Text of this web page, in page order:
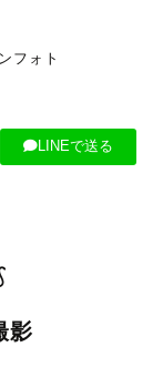
フォト
LINEで送る
影